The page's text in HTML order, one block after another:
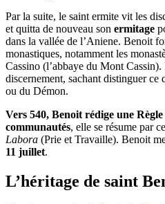
Par la suite, le saint ermite vit les
et quitta de nouveau son ermitage
dans la vallée de l’Aniene. Benoit
monastiques, notamment les
Cassino (l’abbaye du Mont
discernement, sachant distinguer
ou du Démon.
Vers 540, Benoit rédige une
communautés, elle se résume par
Labora (Prie et Travaille). Benoit
11 juillet.
L’héritage de saint